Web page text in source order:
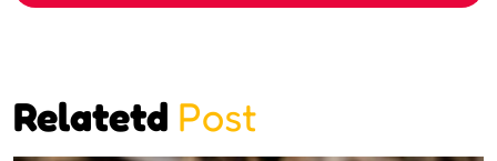
Relatetd Post